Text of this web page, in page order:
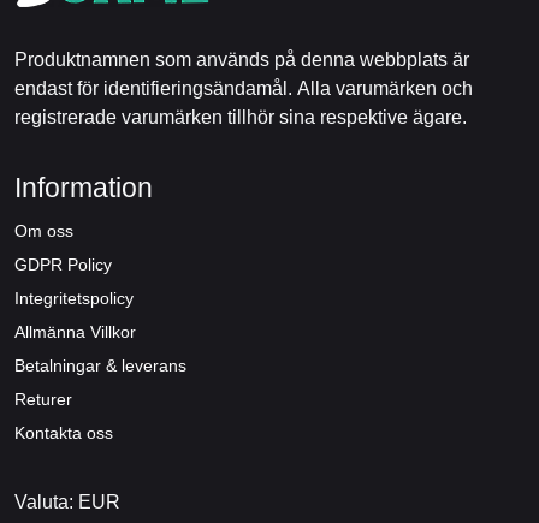
Produktnamnen som används på denna webbplats är
endast för identifieringsändamål. Alla varumärken och
registrerade varumärken tillhör sina respektive ägare.
Information
Om oss
GDPR Policy
Integritetspolicy
Allmänna Villkor
Betalningar & leverans
Returer
Kontakta oss
Valuta: EUR